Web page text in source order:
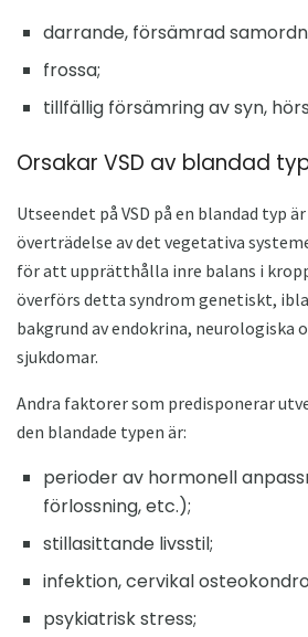
darrande, försämrad
frossa;
tillfällig försämring av syn,
Orsakar VSD av blandad
Utseendet på VSD på en blandad typ
överträdelse av det vegetativa
för att upprätthålla inre balans i
överförs detta syndrom genetiskt,
bakgrund av endokrina, neurologiska
sjukdomar.
Andra faktorer som predisponerar
den blandade typen är:
perioder av hormonell
förlossning, etc.);
stillasittande livsstil;
infektion, cervikal
psykiatrisk stress;